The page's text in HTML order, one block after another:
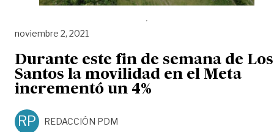
noviembre 2, 2021
Durante este fin de semana de Los
Santos la movilidad en el Meta
incrementó un 4%
RP REDACCIÓN PDM